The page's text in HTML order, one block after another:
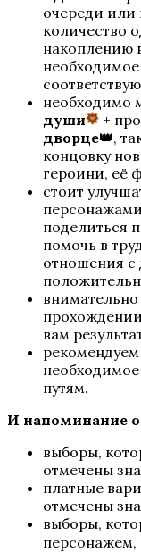
И поглотит нас
Секрет Небес —
Разбитое сердце
очереди или
количество
накоплению
необходимое
необходимо
души
+
дворце👑,
концовку
героини, её
стоит
поделиться
помочь в
отношения с
внимательно
вам
путям.
И напоминание
выборы,
отмечены
платные
отмечены
выборы,
персонажем,